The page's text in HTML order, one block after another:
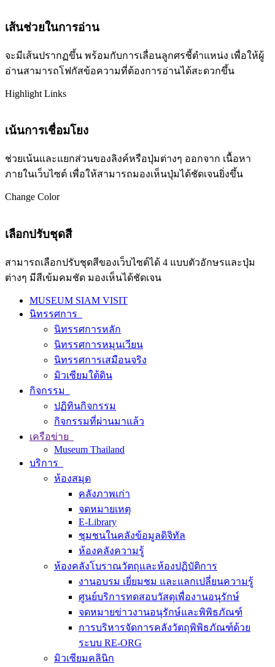
เส้นช่วยในการอ่าน
จะมีเส้นปรากฏขึ้น พร้อมกับการเลื่อนลูกศรชี้ตำแหน่ง เพื่อให้ผู้
อ่านสามารถโฟกัสข้อความที่ต้องการอ่านได้สะดวกขึ้น
Highlight Links
เน้นการเชื่อมโยง
ช่วยเน้นและแยกส่วนของลิงค์หรือปุ่มต่างๆ ออกจาก เนื้อหา
ภายในเว็บไซต์ เพื่อให้สามารถมองเห็นปุ่มได้ชัดเจนยิ่งขึ้น
Change Color
เลือกปรับชุดสี
สามารถเลือกปรับชุดสีของเว็บไซต์ได้ 4 แบบตัวอักษรและปุ่ม
ต่างๆ มีสีเข้มคมชัด มองเห็นได้ชัดเจน
MUSEUM SIAM VISIT
นิทรรศการ
นิทรรศการหลัก
นิทรรศการหมุนเวียน
นิทรรศการเสมือนจริง
มิวเซียมใต้ดิน
กิจกรรม
ปฏิทินกิจกรรม
กิจกรรมที่ผ่านมาแล้ว
เครือข่าย
Museum Thailand
บริการ
ห้องสมุด
คลังภาพเก่า
จดหมายเหตุ
E-Library
ชุมชนในคลังข้อมูลดิจิทัล
ห้องคลังความรู้
ห้องคลังโบราณวัตถุและห้องปฏิบัติการ
งานอบรม เยี่ยมชม และแลกเปลี่ยนความรู้
ศูนย์บริการทดสอบวัสดุเพื่องานอนุรักษ์
จดหมายข่าวงานอนุรักษ์และพิพิธภัณฑ์
การบริหารจัดการคลังวัตถุพิพิธภัณฑ์ด้วย
ระบบ RE-ORG
มิวเซียมคลินิก